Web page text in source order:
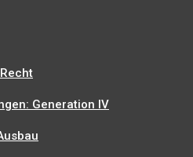
Generation IV